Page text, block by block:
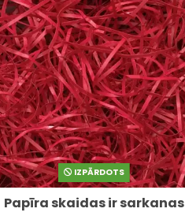
IZPĀRDOTS
Papīra skaidas ir sarkanas